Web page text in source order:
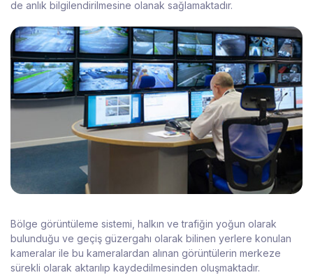
de anlık bilgilendirilmesine olanak sağlamaktadır.
Bölge görüntüleme sistemi, halkın ve trafiğin yoğun olarak
bulunduğu ve geçiş güzergahı olarak bilinen yerlere konulan
kameralar ile bu kameralardan alınan görüntülerin merkeze
sürekli olarak aktarılıp kaydedilmesinden oluşmaktadır.